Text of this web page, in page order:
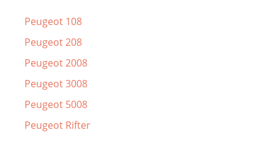
Peugeot 108
Peugeot 208
Peugeot 2008
Peugeot 3008
Peugeot 5008
Peugeot Rifter